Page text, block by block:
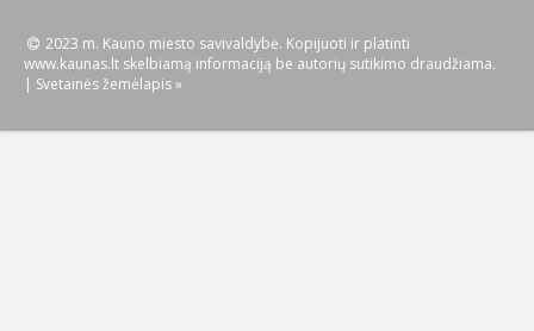
2023 m. Kauno miesto savivaldybė. Kopijuoti ir platinti
www.kaunas.lt skelbiamą informaciją be autorių sutikimo draudžiama.
| Svetainės žemėlapis »